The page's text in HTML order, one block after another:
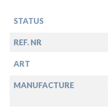
STATUS
REF. NR
ART
MANUFACTURE